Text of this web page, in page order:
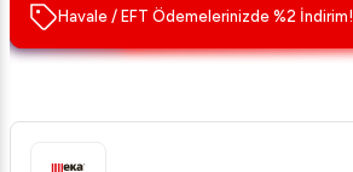
Havale / EFT Ödemelerinizde %2 İndirim!